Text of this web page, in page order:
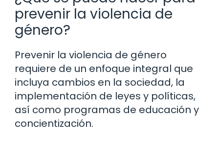
prevenir la violencia de
género?
Prevenir la violencia de género
requiere de un enfoque integral que
incluya cambios en la sociedad, la
implementación de leyes y políticas,
así como programas de educación y
concientización.